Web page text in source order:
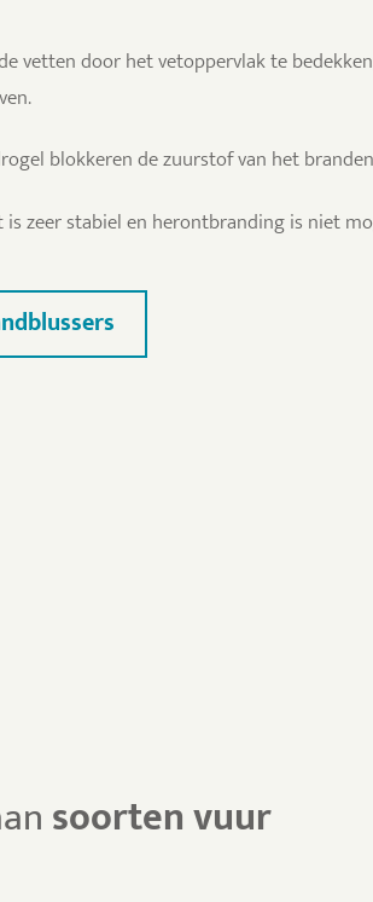
vetten door het vetoppervlak te
blokkeren de zuurstof van het
is zeer stabiel en herontbranding is niet
soorten vuur